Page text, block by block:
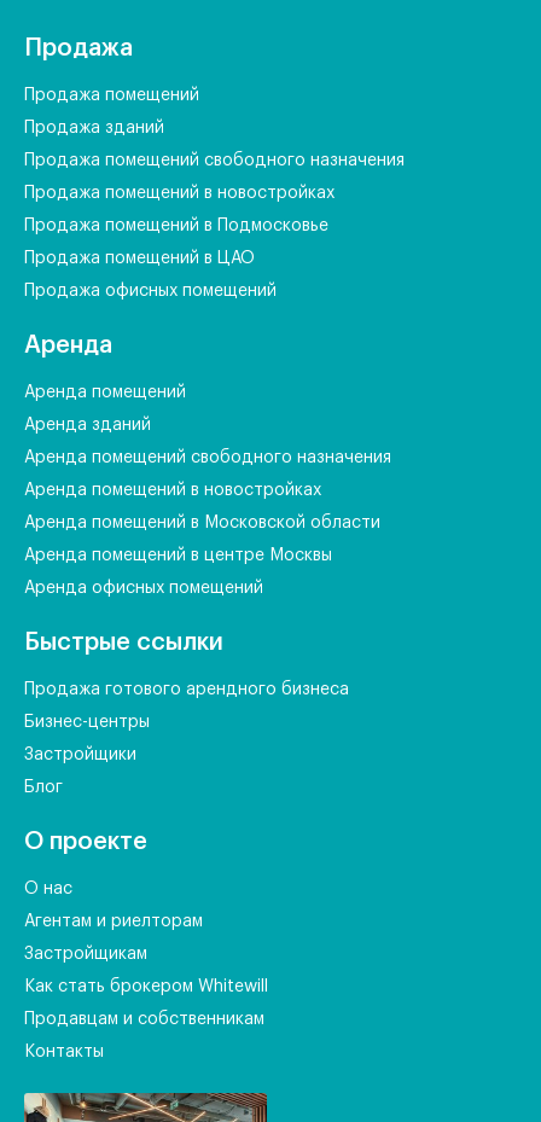
Продажа
Продажа помещений
Продажа зданий
Продажа помещений свободного назначения
Продажа помещений в новостройках
Продажа помещений в Подмосковье
Продажа помещений в ЦАО
Продажа офисных помещений
Аренда
Аренда помещений
Аренда зданий
Аренда помещений свободного назначения
Аренда помещений в новостройках
Аренда помещений в Московской области
Аренда помещений в центре Москвы
Аренда офисных помещений
Быстрые ссылки
Продажа готового арендного бизнеса
Бизнес-центры
Застройщики
Блог
О проекте
О нас
Агентам и риелторам
Застройщикам
Как стать брокером Whitewill
Продавцам и собственникам
Контакты